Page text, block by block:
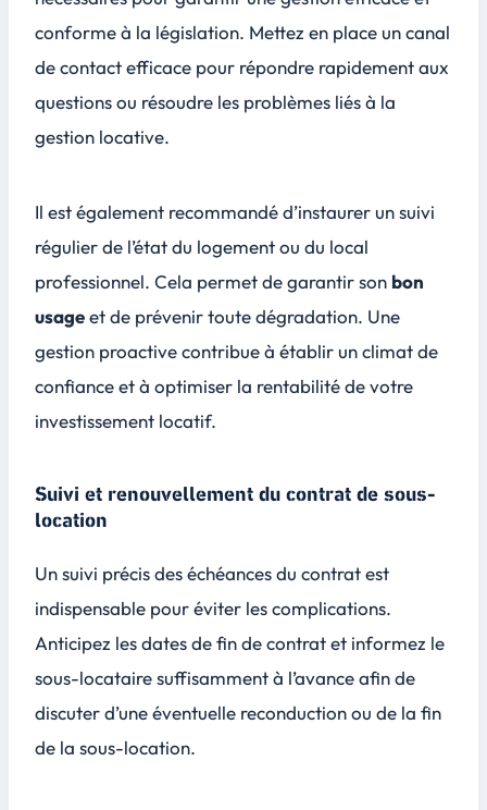
conforme à la législation. Mettez en place un canal
de contact efficace pour répondre rapidement aux
questions ou résoudre les problèmes liés à la
gestion locative.
Il est également recommandé d’instaurer un suivi
régulier de l’état du logement ou du local
professionnel. Cela permet de garantir son bon
usageet de prévenir toute dégradation. Une
gestion proactive contribue à établir un climat de
confiance et à optimiser la rentabilitéde votre
investissement locatif.
Suivi et renouvellement du contrat de sous-
location
Un suivi précis des échéances du contrat est
indispensable pour éviter les complications.
Anticipez les dates de fin de contrat et informez le
sous-locataire suffisamment à l’avance afin de
discuter d’une éventuelle reconduction ou de la fin
de la sous-location.